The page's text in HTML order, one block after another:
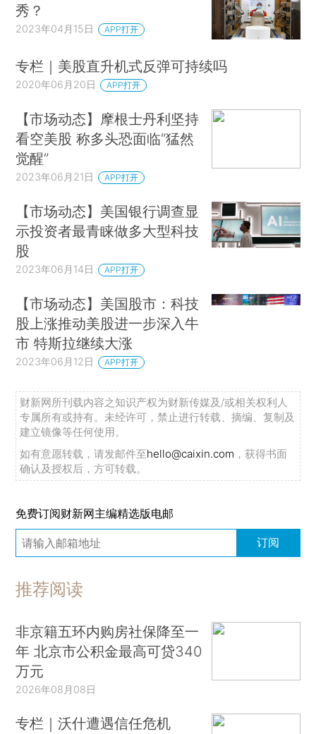
秀？
2023年04月15日 APP打开
专栏｜美股直升机式反弹可持续吗
2020年06月20日 APP打开
【市场动态】摩根士丹利坚持
看空美股 称多头恐面临“猛然
觉醒”
2023年06月21日 APP打开
【市场动态】美国银行调查显
示投资者最青睐做多大型科技
股
2023年06月14日 APP打开
【市场动态】美国股市：科技
股上涨推动美股进一步深入牛
市 特斯拉继续大涨
2023年06月12日 APP打开
财新网所刊载内容之知识产权为财新传媒及/或相关权利人
专属所有或持有。未经许可，禁止进行转载、摘编、复制及
建立镜像等任何使用。
如有意愿转载，请发邮件至hello@caixin.com ，获得书面
确认及授权后，方可转载。
免费订阅财新网主编精选版电邮
订阅
推荐阅读
非京籍五环内购房社保降至一
年 北京市公积金最高可贷340
万元
2026年08月08日
专栏｜沃什遭遇信任危机